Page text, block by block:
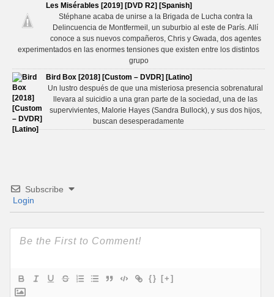
Les Misérables [2019] [DVD R2] [Spanish]
Stéphane acaba de unirse a la Brigada de Lucha contra la
Delincuencia de Montfermeil, un suburbio al este de París. Allí
conoce a sus nuevos compañeros, Chris y Gwada, dos agentes
experimentados en las enormes tensiones que existen entre los distintos
grupo
Bird Box [2018] [Custom – DVDR] [Latino]
Un lustro después de que una misteriosa presencia sobrenatural
llevara al suicidio a una gran parte de la sociedad, una de las
supervivientes, Malorie Hayes (Sandra Bullock), y sus dos hijos,
buscan desesperadamente
Subscribe
Login
{} [+]